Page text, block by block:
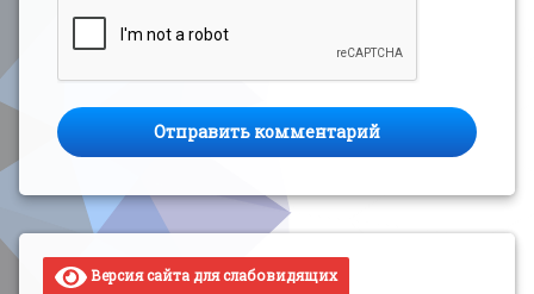
Версия сайта для слабовидящих